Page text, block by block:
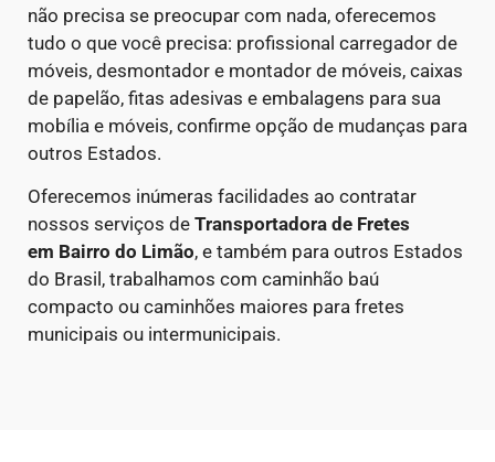
não precisa se preocupar com nada, oferecemos
tudo o que você precisa: profissional carregador de
móveis, desmontador e montador de móveis, caixas
de papelão, fitas adesivas e embalagens para sua
mobília e móveis, confirme opção de mudanças para
outros Estados.
Oferecemos inúmeras facilidades ao contratar
nossos serviços de Transportadora de Fretes
em Bairro do Limão, e também para outros Estados
do Brasil, trabalhamos com caminhão baú
compacto ou caminhões maiores para fretes
municipais ou intermunicipais.